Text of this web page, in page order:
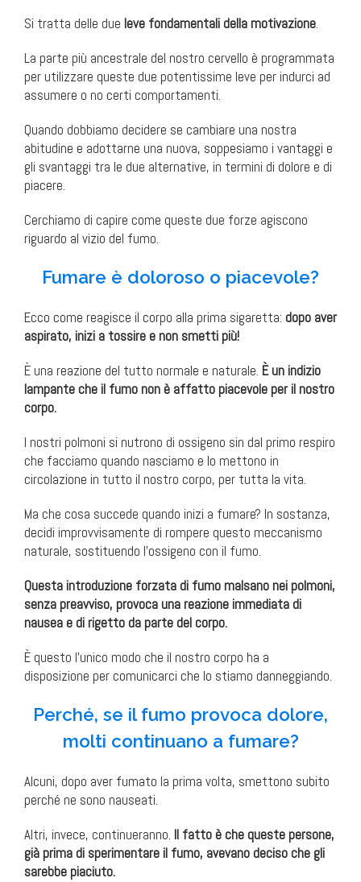
Si tratta delle due leve fondamentali della motivazione.
La parte più ancestrale del nostro cervello è programmata
per utilizzare queste due potentissime leve per indurci ad
assumere o no certi comportamenti.
Quando dobbiamo decidere se cambiare una nostra
abitudine e adottarne una nuova, soppesiamo i vantaggi e
gli svantaggi tra le due alternative, in termini di dolore e di
piacere.
Cerchiamo di capire come queste due forze agiscono
riguardo al vizio del fumo.
Fumare è doloroso o piacevole?
Ecco come reagisce il corpo alla prima sigaretta: dopo aver
aspirato, inizi a tossire e non smetti più!
È una reazione del tutto normale e naturale. È un indizio
lampante che il fumo non è affatto piacevole per il nostro
corpo.
I nostri polmoni si nutrono di ossigeno sin dal primo respiro
che facciamo quando nasciamo e lo mettono in
circolazione in tutto il nostro corpo, per tutta la vita.
Ma che cosa succede quando inizi a fumare? In sostanza,
decidi improvvisamente di rompere questo meccanismo
naturale, sostituendo l’ossigeno con il fumo.
Questa introduzione forzata di fumo malsano nei polmoni,
senza preavviso, provoca una reazione immediata di
nausea e di rigetto da parte del corpo.
È questo l’unico modo che il nostro corpo ha a
disposizione per comunicarci che lo stiamo danneggiando.
Perché, se il fumo provoca dolore,
molti continuano a fumare?
Alcuni, dopo aver fumato la prima volta, smettono subito
perché ne sono nauseati.
Altri, invece, continueranno. Il fatto è che queste persone,
già prima di sperimentare il fumo, avevano deciso che gli
sarebbe piaciuto.